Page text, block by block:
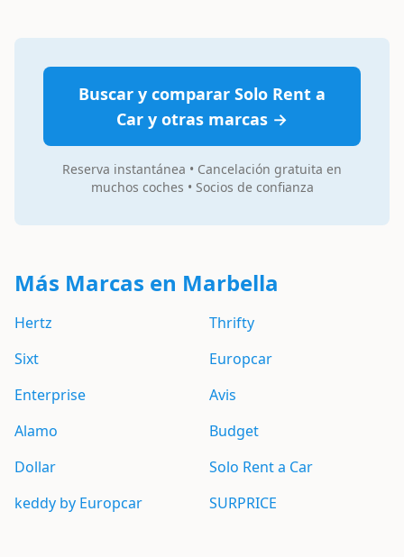
Buscar y comparar Solo Rent a
Car y otras marcas →
Reserva instantánea • Cancelación gratuita en
muchos coches • Socios de confianza
Más Marcas en Marbella
Hertz
Thrifty
Sixt
Europcar
Enterprise
Avis
Alamo
Budget
Dollar
Solo Rent a Car
keddy by Europcar
SURPRICE